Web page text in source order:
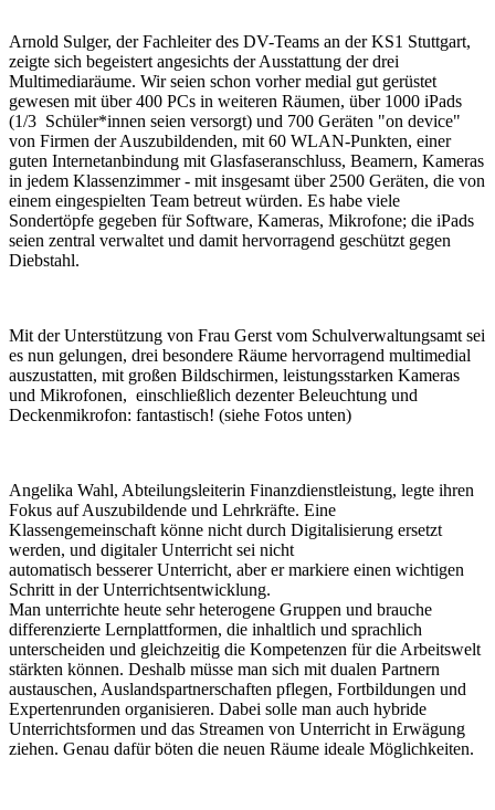
Arnold Sulger, der Fachleiter des DV-Teams an der KS1 Stuttgart,
zeigte sich begeistert angesichts der Ausstattung der drei
Multimediaräume. Wir seien schon vorher medial gut gerüstet
gewesen mit über 400 PCs in weiteren Räumen, über 1000 iPads
(1/3 Schüler*innen seien versorgt) und 700 Geräten "on device"
von Firmen der Auszubildenden, mit 60 WLAN-Punkten, einer
guten Internetanbindung mit Glasfaseranschluss, Beamern, Kameras
in jedem Klassenzimmer - mit insgesamt über 2500 Geräten, die von
einem eingespielten Team betreut würden. Es habe viele
Sondertöpfe gegeben für Software, Kameras, Mikrofone; die iPads
seien zentral verwaltet und damit hervorragend geschützt gegen
Diebstahl.
Mit der Unterstützung von Frau Gerst vom Schulverwaltungsamt sei
es nun gelungen, drei besondere Räume hervorragend multimedial
auszustatten, mit großen Bildschirmen, leistungsstarken Kameras
und Mikrofonen, einschließlich dezenter Beleuchtung und
Deckenmikrofon: fantastisch! (siehe Fotos unten)
Angelika Wahl, Abteilungsleiterin Finanzdienstleistung, legte ihren
Fokus auf Auszubildende und Lehrkräfte. Eine
Klassengemeinschaft könne nicht durch Digitalisierung ersetzt
werden, und digitaler Unterricht sei nicht
automatisch besserer Unterricht, aber er markiere einen wichtigen
Schritt in der Unterrichtsentwicklung.
Man unterrichte heute sehr heterogene Gruppen und brauche
differenzierte Lernplattformen, die inhaltlich und sprachlich
unterscheiden und gleichzeitig die Kompetenzen für die Arbeitswelt
stärkten können. Deshalb müsse man sich mit dualen Partnern
austauschen, Auslandspartnerschaften pflegen, Fortbildungen und
Expertenrunden organisieren. Dabei solle man auch hybride
Unterrichtsformen und das Streamen von Unterricht in Erwägung
ziehen. Genau dafür böten die neuen Räume ideale Möglichkeiten.